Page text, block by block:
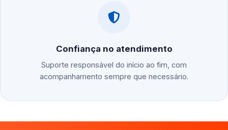
Confiança no atendimento
Suporte responsável do início ao fim, com
acompanhamento sempre que necessário.